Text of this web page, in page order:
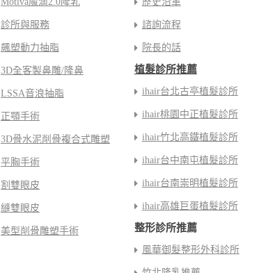
診所與服務
飆塑動力抽脂
3D全客製鼻雕/隆鼻
LSSA音浪抽脂
正顎手術
3D骨水泥削骨複合式雕塑
平胸手術
割雙眼皮
縫雙眼皮
美型削骨雕塑手術
諮詢流程
院長的話
植髮診所推薦
ihair台北古亭植髮診所
ihair桃園中正植髮診所
ihair竹北高鐵植髮診所
ihair台中南屯植髮診所
ihair台南崇明植髮診所
ihair高雄巨蛋植髮診所
整形診所推薦
風華御髮整形外科診所